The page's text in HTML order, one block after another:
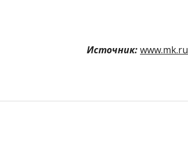
Источник:www.mk.ru